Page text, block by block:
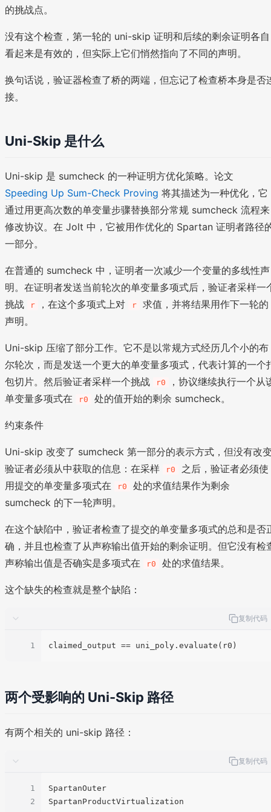
的挑战点。
没有这个检查，第一轮的 uni-skip 证明和后续的剩余证明各自
看起来是有效的，但实际上它们悄然指向了不同的声明。
换句话说，验证器检查了桥的两端，但忘记了检查桥本身是否
接。
Uni-Skip 是什么
Uni-skip 是 sumcheck 的一种证明方优化策略。论文
Speeding Up Sum-Check Proving 将其描述为一种优化，它
通过用更高次数的单变量步骤替换部分常规 sumcheck 流程来
修改协议。在 Jolt 中，它被用作优化的 Spartan 证明者路径
一部分。
在普通的 sumcheck 中，证明者一次减少一个变量的多线性声
明。在证明者发送当前轮次的单变量多项式后，验证者采样一
挑战
r ，在这个多项式上对 r
求值，并将结果用作下一轮的
声明。
Uni-skip 压缩了部分工作。它不是以常规方式经历几个小的布
尔轮次，而是发送一个更大的单变量多项式，代表计算的一个
包切片。然后验证者采样一个挑战
r0
，协议继续执行一个从
单变量多项式在
r0 处的值开始的剩余 sumcheck。
约束条件
Uni-skip 改变了 sumcheck 第一部分的表示方式，但没有改
验证者必须从中获取的信息：在采样
r0
之后，验证者必须使
用提交的单变量多项式在
r0
处的求值结果作为剩余
sumcheck 的下一轮声明。
在这个缺陷中，验证者检查了提交的单变量多项式的总和是否
确，并且也检查了从声称输出值开始的剩余证明。但它没有检
声称输出值是否确实是多项式在
r0 处的求值结果。
这个缺失的检查就是整个缺陷：
复制代码
1 claimed_output
两个受影响的 Uni-Skip 路径
有两个相关的 uni-skip 路径：
复制代码
1
2
SpartanOuter